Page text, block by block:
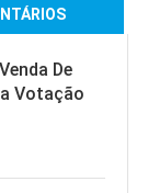
De
Votação